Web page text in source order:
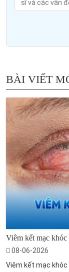
BÀI VIẾT
Viêm kết mạc
08-06-2026
Viêm kết mạc